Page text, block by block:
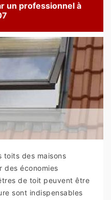
un professionnel à
toits des maisons
des économies
de toit peuvent être
sont indispensables